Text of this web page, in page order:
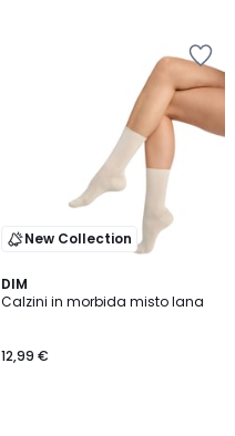
New Collection
DIM
Calzini in morbida misto lana
12,99 €